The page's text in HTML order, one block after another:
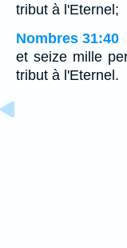
tribut à l'Eternel;
Nombres 31:40
et seize mille
tribut à l'Eternel.